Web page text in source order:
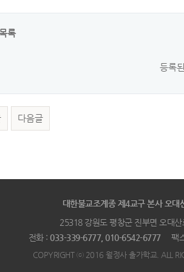
록
등록
다음글
대한불교조계종 제4교구 본사 오대
25318 강원도 평창군 진부면 오대
전화 : 033-339-6777, 010-6542-6777팩스
COPYRIGHT ⓒ 2016 월정사 출가학교. ALL